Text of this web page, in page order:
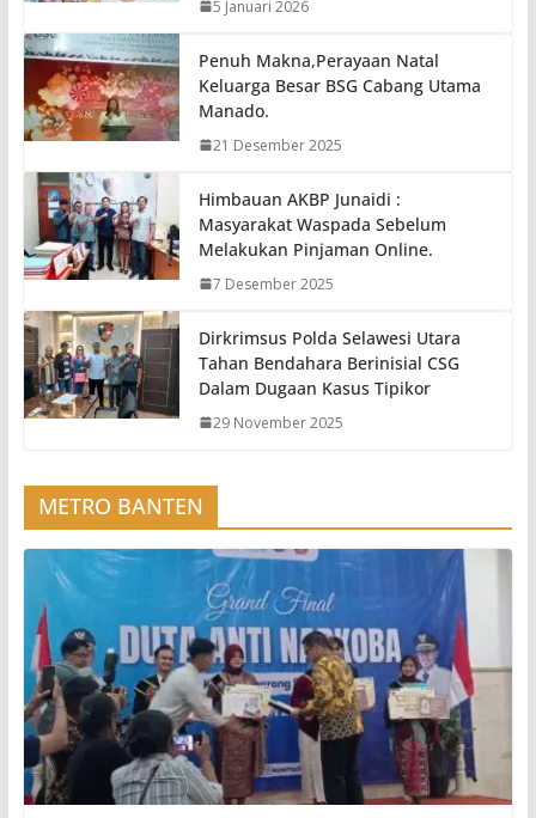
5 Januari 2026
Penuh Makna,Perayaan Natal
Keluarga Besar BSG Cabang Utama
Manado.
21 Desember 2025
Himbauan AKBP Junaidi :
Masyarakat Waspada Sebelum
Melakukan Pinjaman Online.
7 Desember 2025
Dirkrimsus Polda Selawesi Utara
Tahan Bendahara Berinisial CSG
Dalam Dugaan Kasus Tipikor
29 November 2025
METRO BANTEN